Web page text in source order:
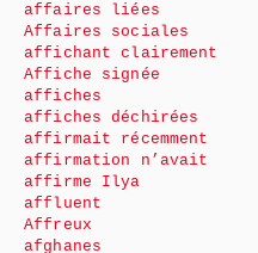
affaires liées
Affaires sociales
affichant clairement
Affiche signée
affiches
affiches déchirées
affirmait récemment
affirmation n’avait
affirme Ilya
affluent
Affreux
afghanes